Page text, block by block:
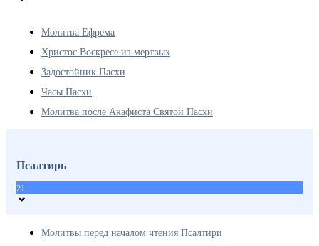
Молитва Ефрема
Христос Воскресе из мертвых
Задостойник Пасхи
Часы Пасхи
Молитва после Акафиста Святой Пасхи
Псалтирь
21
Молитвы перед началом чтения Псалтири